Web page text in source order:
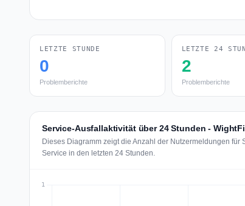
LETZTE STUNDE
0
Problemberichte
LETZTE 24
2
Problemberichte
Service-Ausfallaktivität über 24 Stunden -
Dieses Diagramm zeigt die Anzahl der Nutzermeldungen
Service in den letzten 24 Stunden.